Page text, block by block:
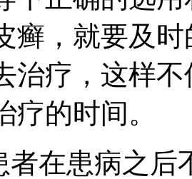
癣，就要及
治疗，这样
疗的时间。
者在患病之